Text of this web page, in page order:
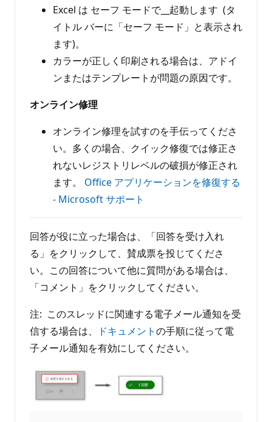
Excel は セーフ モードで__起動します (タ
イトル バーに「セーフ モード」と表示され
ます)。
カラーが正しく印刷される場合は、アドイ
ンまたはテンプレートが問題の原因です。
オンライン修理
オンライン修理を試すのを手伝ってくださ
い。多くの場合、クイック修復では修正さ
れないレジストリレベルの破損が修正され
ます。 Office アプリケーションを修復する
- Microsoft サポート
回答が役に立った場合は、「回答を受け入れ
る」をクリックして、賛成票を投じてくださ
い。この回答について他に質問がある場合は、
「コメント」をクリックしてください。
注: このスレッドに関連する電子メール通知を受
信する場合は、
ドキュメントの手順に従って電
子メール通知を有効にしてください。